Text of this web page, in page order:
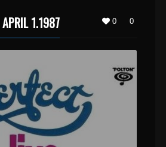
0 0
1.1987